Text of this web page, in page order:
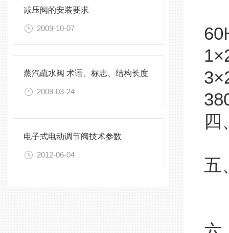
减压阀的安装要求
2009-10-07
蒸汽疏水阀 术语、标志、结构长度
2009-03-24
电子式电动调节阀技术参数
2012-06-04
四
五